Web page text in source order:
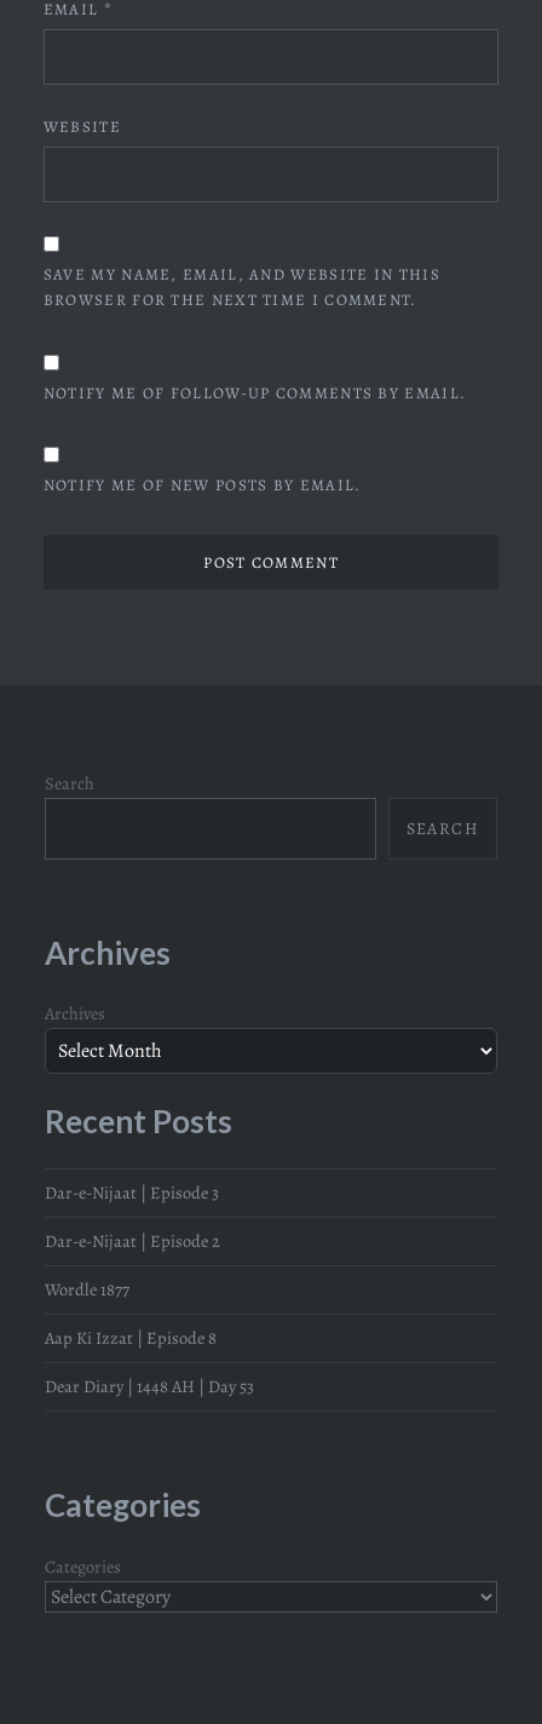
EMAIL *
WEBSITE
SAVE MY NAME, EMAIL, AND WEBSITE IN THIS
BROWSER FOR THE NEXT TIME I COMMENT.
NOTIFY ME OF FOLLOW-UP COMMENTS BY EMAIL.
NOTIFY ME OF NEW POSTS BY EMAIL.
Search
SEARCH
Archives
Archives
Recent Posts
Dar-e-Nijaat | Episode 3
Dar-e-Nijaat | Episode 2
Wordle 1877
Aap Ki Izzat | Episode 8
Dear Diary | 1448 AH | Day 53
Categories
Categories